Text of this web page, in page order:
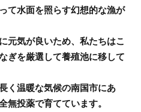
て水面を照らす幻想的な漁が
元気が良いため、私たちはこ
ぎを厳選して養殖池に移して
く温暖な気候の南国市にあ
無投薬で育てています。